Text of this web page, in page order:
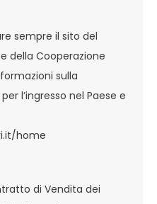
sempre il sito del
della Cooperazione
sulla
l’ingresso nel Paese e
home
di Vendita dei